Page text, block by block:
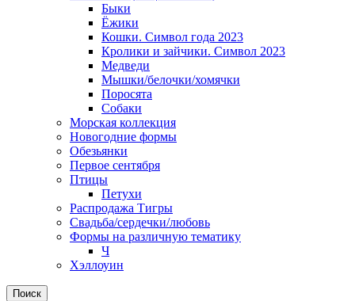
Быки
Ёжики
Кошки. Символ года 2023
Кролики и зайчики. Символ 2023
Медведи
Мышки/белочки/хомячки
Поросята
Собаки
Морская коллекция
Новогодние формы
Обезьянки
Первое сентября
Птицы
Петухи
Распродажа Тигры
Свадьба/сердечки/любовь
Формы на различную тематику
Ч
Хэллоуин
Поиск